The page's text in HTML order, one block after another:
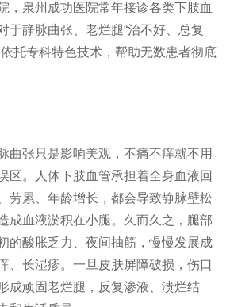
，泉州成功医院常年接诊各类下肢血
于静脉曲张、老烂腿“治不好、总复
托专科特色技术，帮助无数患者彻底
曲张只是影响美观，不痛不痒就不用
区。人体下肢血管承担着全身血液回
劳累、年龄增长，都会导致静脉壁松
成血液淤积在小腿。久而久之，腿部
的酸胀乏力、夜间抽筋，慢慢发展成
、长湿疹。一旦皮肤屏障破损，伤口
成顽固老烂腿，反复渗液、溃烂结